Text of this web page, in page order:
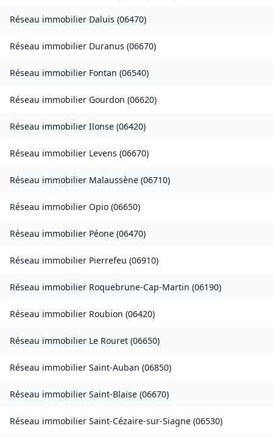
Réseau immobilier Daluis (06470)
Réseau immobilier Duranus (06670)
Réseau immobilier Fontan (06540)
Réseau immobilier Gourdon (06620)
Réseau immobilier Ilonse (06420)
Réseau immobilier Levens (06670)
Réseau immobilier Malaussène (06710)
Réseau immobilier Opio (06650)
Réseau immobilier Péone (06470)
Réseau immobilier Pierrefeu (06910)
Réseau immobilier Roquebrune-Cap-Martin (06190)
Réseau immobilier Roubion (06420)
Réseau immobilier Le Rouret (06650)
Réseau immobilier Saint-Auban (06850)
Réseau immobilier Saint-Blaise (06670)
Réseau immobilier Saint-Cézaire-sur-Siagne (06530)